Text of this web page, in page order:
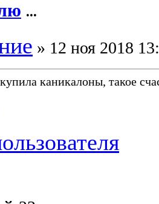
...
» 12 ноя 2018
каникалоны, такое